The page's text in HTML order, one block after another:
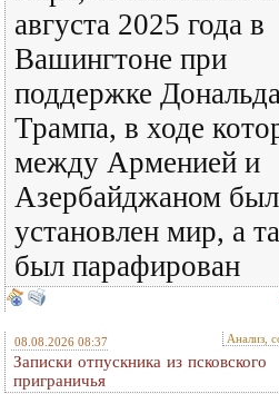
августа 2025 года в
Вашингтоне при
поддержке
Трампа, в ходе
между Арменией и
Азербайджаном был
установлен мир, а
был парафирован
08.08.2026 08:37 Анализ,
Записки отпускника из псковского
приграничья